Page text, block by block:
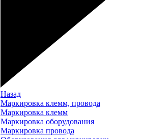
Назад
Маркировка клемм, провода
Маркировка клемм
Маркировка оборудования
Маркировка провода